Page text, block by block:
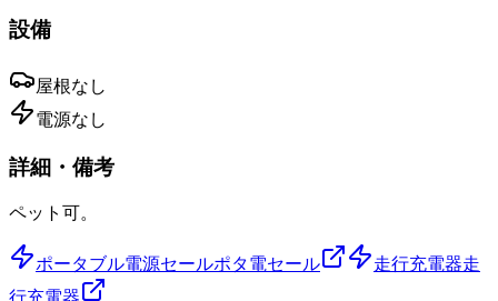
設備
屋根なし
電源なし
詳細・備考
ペット可。
ポータブル電源セールポタ電セール 走行充電器走